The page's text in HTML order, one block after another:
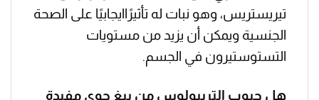
تيريستريس، وهو نبات له تأثيرًاايجابيًا على الصحة
الجنسية ويمكن أن يزيد من مستويات
التستوستيرون في الجسم.
هل حبوب التريبولوس من بيغ جوي مفيدة